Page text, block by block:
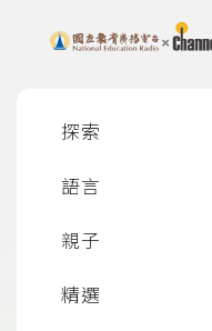
上方功能區塊
探索
語言
親子
精選